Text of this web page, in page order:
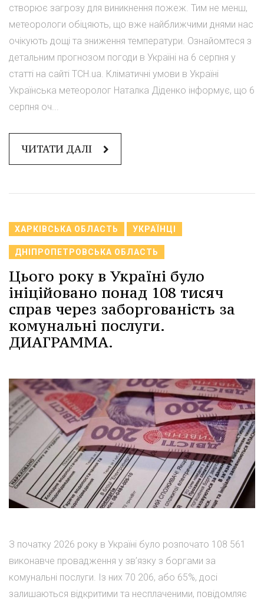
створює загрозу для виникнення пожеж. Тим не менш,
метеорологи обіцяють, що вже найближчими днями нас
очікують дощі та зниження температури. Ознайомтеся з
детальним прогнозом погоди в Україні на 6 серпня у
статті на сайті ТСН.ua. Кліматичні умови в Україні
Українська метеоролог Наталка Діденко інформує, що 6
серпня оч...
ЧИТАТИ ДАЛІ
ХАРКІВСЬКА ОБЛАСТЬ УКРАЇНЦІ
ДНІПРОПЕТРОВСЬКА ОБЛАСТЬ
Цього року в Україні було
ініційовано понад 108 тисяч
справ через заборгованість за
комунальні послуги.
ДИАГРАММА.
З початку 2026 року в Україні було розпочато 108 561
виконавче провадження у зв’язку з боргами за
комунальні послуги. Із них 70 206, або 65%, досі
залишаються відкритими та несплаченими, повідомляє